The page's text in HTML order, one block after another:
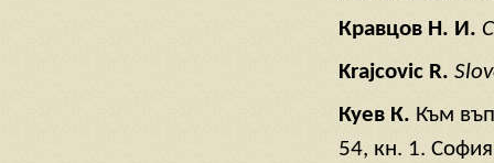
Кравцов Н. И.
Krajcovic R.
Куев К. Към
54, кн. 1.